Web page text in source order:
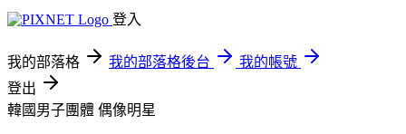
登入
我的部落格 我的部落格後台
我的帳號
登出
韓國男子團體 偶像明星